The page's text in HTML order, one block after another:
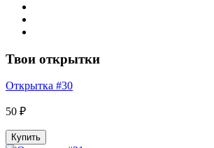
Твои открытки
Открытка #30
50 ₽
Купить